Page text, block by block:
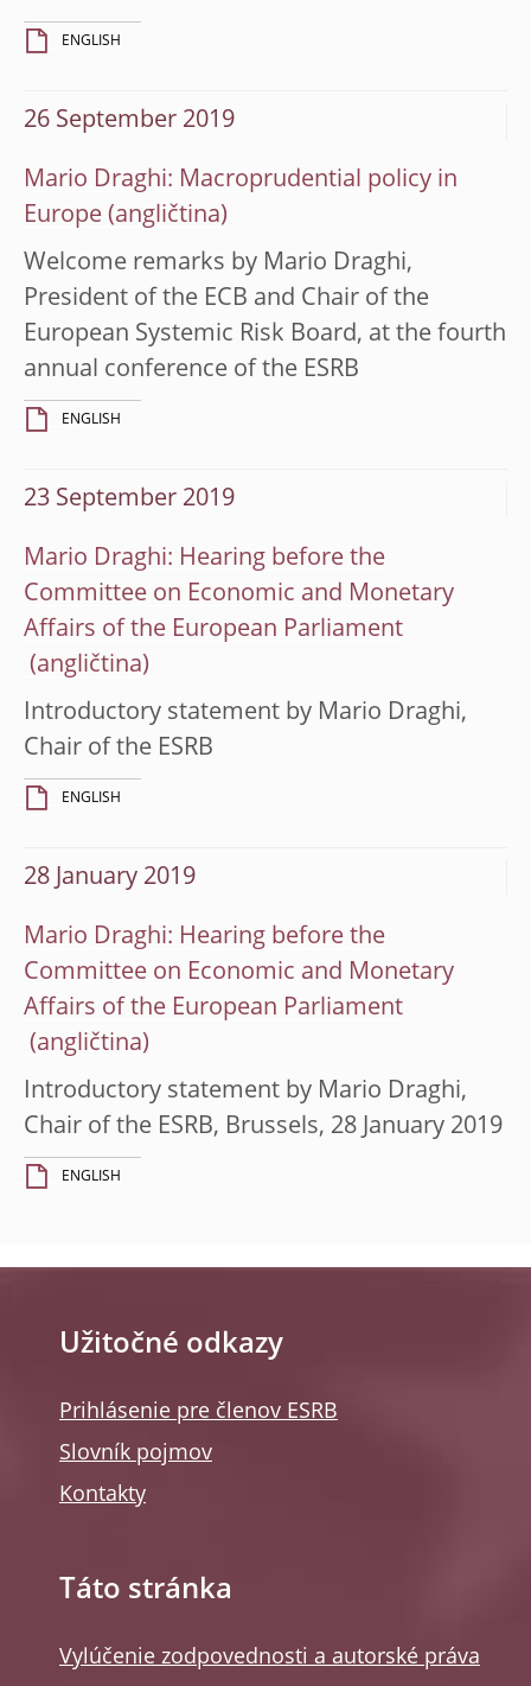
ENGLISH
26 September 2019
Mario Draghi: Macroprudential policy in
Europe
Welcome remarks by Mario Draghi,
President of the ECB and Chair of the
European Systemic Risk Board, at the fourth
annual conference of the ESRB
ENGLISH
23 September 2019
Mario Draghi: Hearing before the
Committee on Economic and Monetary
Affairs of the European Parliament
Introductory statement by Mario Draghi,
Chair of the ESRB
ENGLISH
28 January 2019
Mario Draghi: Hearing before the
Committee on Economic and Monetary
Affairs of the European Parliament
Introductory statement by Mario Draghi,
Chair of the ESRB, Brussels, 28 January 2019
ENGLISH
Užitočné odkazy
Prihlásenie pre členov ESRB
Slovník pojmov
Kontakty
Táto stránka
Vylúčenie zodpovednosti a autorské práva